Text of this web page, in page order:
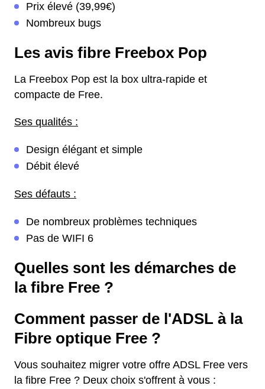
Prix élevé (39,99€)
Nombreux bugs
Les avis fibre Freebox Pop
La Freebox Pop est la box ultra-rapide et
compacte de Free.
Ses qualités :
Design élégant et simple
Débit élevé
Ses défauts :
De nombreux problèmes techniques
Pas de WIFI 6
Quelles sont les démarches de
la fibre Free ?
Comment passer de l'ADSL à la
Fibre optique Free ?
Vous souhaitez migrer votre offre ADSL Free vers
la fibre Free ? Deux choix s'offrent à vous :